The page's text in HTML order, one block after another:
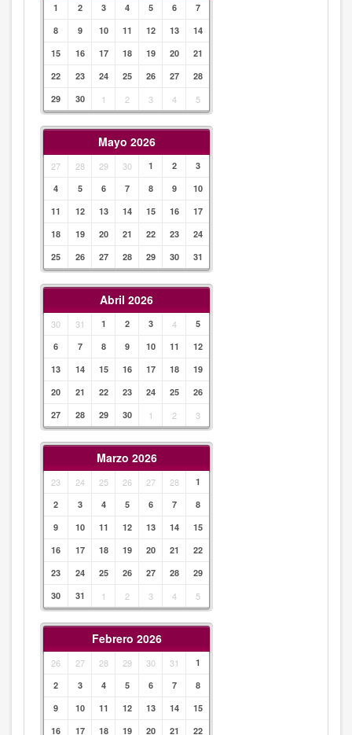
1 2 3 4 5 6
7
8
9 10 11 12 13
14
15
16 17 18 19 20
21
22
23 24 25 26 27
28
29
30 1 2 3 4 5
Mayo 2026
27 28 29 30 1 2
3
4
5 6 7 8 9
10
11
12 13 14 15 16
17
18
19 20 21 22 23
24
25
26 27 28 29 30 31
Abril 2026
30 31 1 2 3 4
5
6
7 8 9 10 11
12
13
14 15 16 17 18
19
20
21 22 23 24 25
26
27
28 29 30 1 2 3
Marzo 2026
23 24 25 26 27 28
1
2
3 4 5 6 7
8
9
10 11 12 13 14
15
16
17 18 19 20 21
22
23
24 25 26 27 28
29
30
31 1 2 3 4 5
Febrero 2026
26 27 28 29 30 31
1
2
3 4 5 6 7
8
9
10 11 12 13 14
15
16
17 18 19 20 21
22